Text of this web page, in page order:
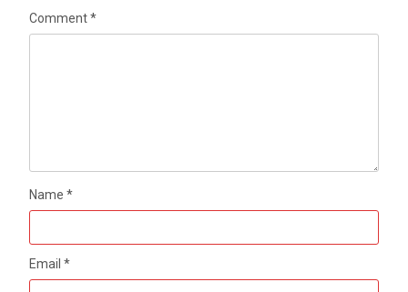
Comment*
Name*
Email*